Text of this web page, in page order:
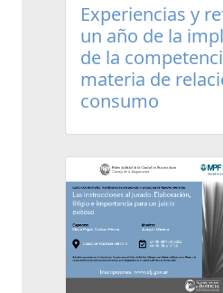
Experiencias y
un año de la
de la
materia de
consumo